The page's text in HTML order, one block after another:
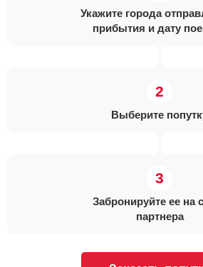
Укажите города
прибытия и дату
Выберите
Забронируйте ее на
партнера